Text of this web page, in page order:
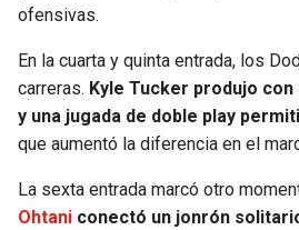
ofensivas.
En la cuarta y quinta entrada, los
carreras. Kyle Tucker produjo
y una jugada de doble play
que aumentó la diferencia en el
La sexta entrada marcó otro
Ohtani conectó un jonrón